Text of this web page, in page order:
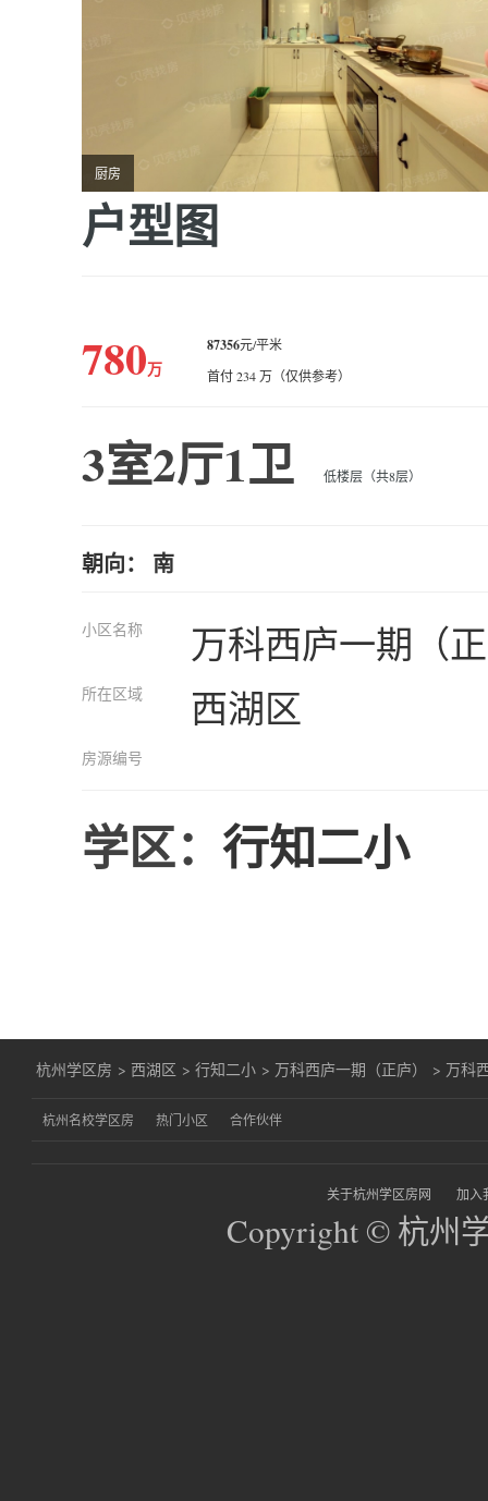
厨房
户型图
780万
87356元/平米
首付 234 万（仅供参考）
3室2厅1卫 低楼层（共8层）
朝向： 南
小区名称 万科西庐一期（
所在区域 西湖区
房源编号
学区： 行知二小
杭州学区房 > 西湖区 >行知二小 > 万科西庐一期（正庐） > 万科
杭州名校学区房 热门小区 合作伙伴
关于杭州学区房网 加入
Copyright © 杭州